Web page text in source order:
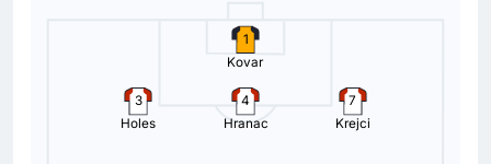
Changement de joueur
République Tchèque effectue son quatrième
changement avec Tomas Soucek qui remplace Michal
1
Kovar
3
Holes
4
Hranac
7
Krejci